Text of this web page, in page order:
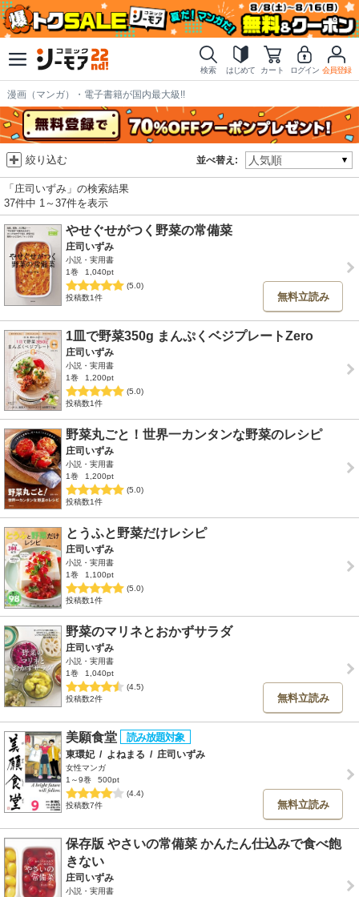
検索 はじめて カート ログイン 会員登録
漫画（マンガ）・電子書籍が国内最大級!!
並べ替え:
絞り込む
「庄司いずみ」の検索結果
37件中 1～37件を表示
やせぐせがつく野菜の常備菜
庄司いずみ
小説・実用書
1巻
1,040pt
(5.0)
投稿数1件
無料立読み
1皿で野菜350g まんぷくベジプレートZero
庄司いずみ
小説・実用書
1巻
1,200pt
(5.0)
投稿数1件
野菜丸ごと！世界一カンタンな野菜のレシピ
庄司いずみ
小説・実用書
1巻
1,200pt
(5.0)
投稿数1件
とうふと野菜だけレシピ
庄司いずみ
小説・実用書
1巻
1,100pt
(5.0)
投稿数1件
野菜のマリネとおかずサラダ
庄司いずみ
小説・実用書
1巻
1,040pt
(4.5)
投稿数2件
無料立読み
美願食堂
東環妃 / よねまる / 庄司いずみ
女性マンガ
1～9巻
500pt
(4.4)
投稿数7件
無料立読み
保存版 やさいの常備菜 かんたん仕込みで食べ飽
きない
庄司いずみ
小説・実用書